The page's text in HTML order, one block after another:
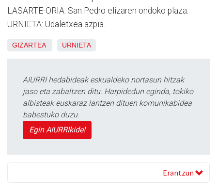
LASARTE-ORIA: San Pedro elizaren ondoko plaza.
URNIETA: Udaletxea azpia.
GIZARTEA URNIETA
AIURRI hedabideak eskualdeko nortasun hitzak
jaso eta zabaltzen ditu. Harpidedun eginda, tokiko
albisteak euskaraz lantzen dituen komunikabidea
babestuko duzu.
Egin AIURRIkide!
Erantzun